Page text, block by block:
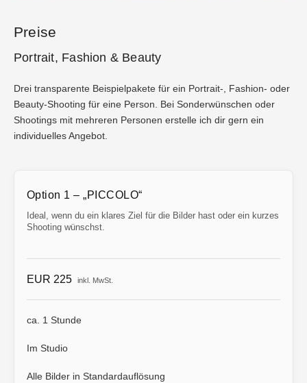
Preise
Portrait, Fashion & Beauty
Drei transparente Beispielpakete für ein Portrait-, Fashion- oder
Beauty-Shooting für eine Person. Bei Sonderwünschen oder
Shootings mit mehreren Personen erstelle ich dir gern ein
individuelles Angebot.
Option 1 – „PICCOLO“
Ideal, wenn du ein klares Ziel für die Bilder hast oder ein kurzes
Shooting wünschst.
EUR 225 inkl. MwSt.
ca. 1 Stunde
Im Studio
Alle Bilder in Standardauflösung